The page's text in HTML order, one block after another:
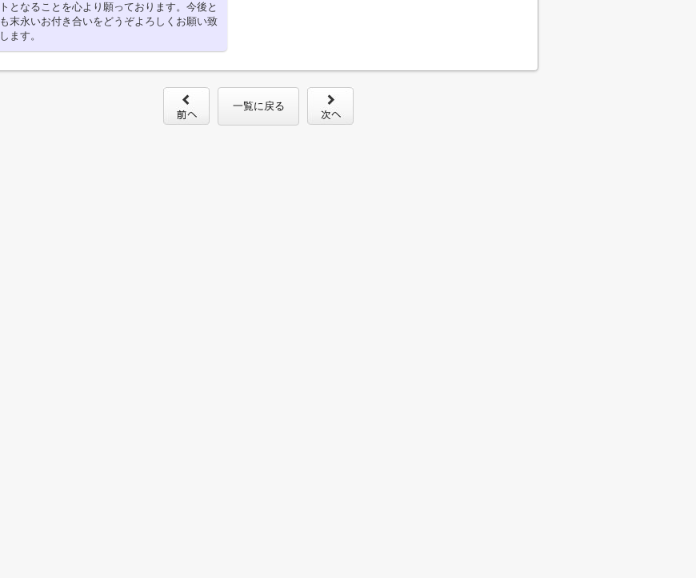
トとなることを心より願っております。今後と
も末永いお付き合いをどうぞよろしくお願い致
します。
一覧に戻る